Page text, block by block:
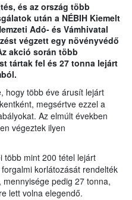
és az ország több
után a NÉBIH Kiemelt
Adó- és Vámhivatal
végzett egy növényvédő
akció során több
tártak fel és 27 tonna lejárt
hogy több éve árusít lejárt
megsértve ezzel a
Az elmúlt években
végeztek ilyen
több mint 200 tétel lejárt
korlátozását rendelték
pedig 27 tonna,
lett volna elegendő.